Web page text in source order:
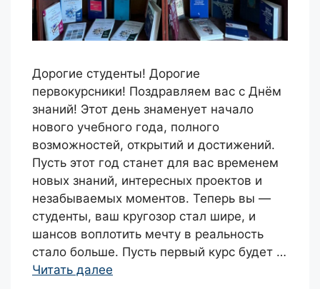
Дорогие студенты! Дорогие
первокурсники! Поздравляем вас с Днём
знаний! Этот день знаменует начало
нового учебного года, полного
возможностей, открытий и достижений.
Пусть этот год станет для вас временем
новых знаний, интересных проектов и
незабываемых моментов. Теперь вы —
студенты, ваш кругозор стал шире, и
шансов воплотить мечту в реальность
стало больше. Пусть первый курс будет …
Читать далее